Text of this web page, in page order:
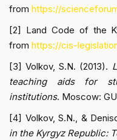
from https://
[2] Land Code of the
from https://cis-
[3] Volkov, S.N. (2013).
teaching aids for
institutions. Moscow:
[4] Volkov, S.N., &
in the Kyrgyz Republic: